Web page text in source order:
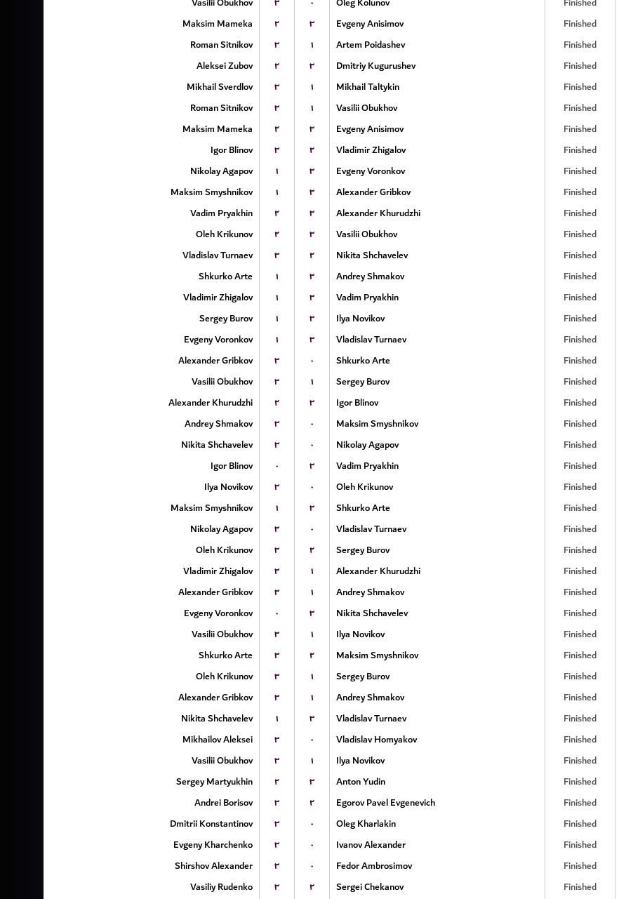
Maksim Mameka
۲ ۳ Evgeny Anisimov Finished
Roman Sitnikov
۳ ۱ Artem Poidashev Finished
Aleksei Zubov
۲ ۳ Dmitriy Kugurushev Finished
Mikhail Sverdlov
۳ ۱ Mikhail Taltykin Finished
Roman Sitnikov
۳ ۱ Vasilii Obukhov Finished
Maksim Mameka
۲ ۳ Evgeny Anisimov Finished
Igor Blinov
۳ ۲ Vladimir Zhigalov Finished
Nikolay Agapov
۱ ۳ Evgeny Voronkov Finished
Maksim Smyshnikov
۱ ۳ Alexander Gribkov Finished
Vadim Pryakhin
۲ ۳ Alexander Khurudzhi Finished
Oleh Krikunov
۲ ۳ Vasilii Obukhov Finished
Vladislav Turnaev
۳ ۲ Nikita Shchavelev Finished
Shkurko Arte
۱ ۳ Andrey Shmakov Finished
Vladimir Zhigalov
۱ ۳ Vadim Pryakhin Finished
Sergey Burov
۱ ۳ Ilya Novikov Finished
Evgeny Voronkov
۱ ۳ Vladislav Turnaev Finished
Alexander Gribkov
۳ ۰ Shkurko Arte Finished
Vasilii Obukhov
۳ ۱ Sergey Burov Finished
Alexander Khurudzhi
۲ ۳ Igor Blinov Finished
Andrey Shmakov
۳ ۰ Maksim Smyshnikov Finished
Nikita Shchavelev
۳ ۰ Nikolay Agapov Finished
Igor Blinov
۰ ۳ Vadim Pryakhin Finished
Ilya Novikov
۳ ۰ Oleh Krikunov Finished
Maksim Smyshnikov
۱ ۳ Shkurko Arte Finished
Nikolay Agapov
۳ ۰ Vladislav Turnaev Finished
Oleh Krikunov
۳ ۲ Sergey Burov Finished
Vladimir Zhigalov
۳ ۱ Alexander Khurudzhi Finished
Alexander Gribkov
۳ ۱ Andrey Shmakov Finished
Evgeny Voronkov
۰ ۳ Nikita Shchavelev Finished
Vasilii Obukhov
۳ ۱ Ilya Novikov Finished
Shkurko Arte
۳ ۲ Maksim Smyshnikov Finished
Oleh Krikunov
۳ ۱ Sergey Burov Finished
Alexander Gribkov
۳ ۱ Andrey Shmakov Finished
Nikita Shchavelev
۱ ۳ Vladislav Turnaev Finished
Mikhailov Aleksei
۳ ۰ Vladislav Homyakov Finished
Vasilii Obukhov
۳ ۱ Ilya Novikov Finished
Sergey Martyukhin
۲ ۳ Anton Yudin Finished
Andrei Borisov
۳ ۲ Egorov Pavel Evgenevich Finished
Dmitrii Konstantinov
۳ ۰ Oleg Kharlakin Finished
Evgeny Kharchenko
۳ ۰ Ivanov Alexander Finished
Shirshov Alexander
۳ ۰ Fedor Ambrosimov Finished
Vasiliy Rudenko
۳ ۲ Sergei Chekanov Finished